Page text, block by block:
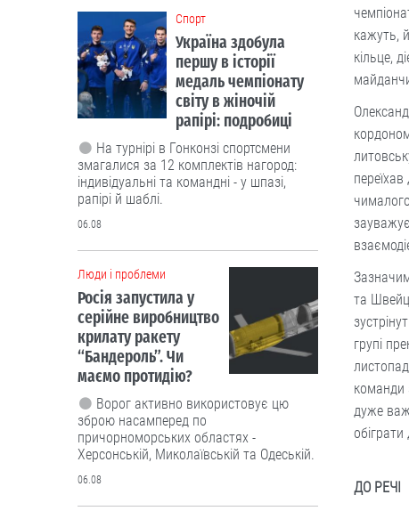
кажуть,
кільце,
та
групі
команди
дуже
обіграти
ДО РЕЧІ
Cпорт
Україна здобула
першу в історії
медаль чемпіонату
світу в жіночій
рапірі: подробиці
На турнірі в Гонконзі спортсмени
змагалися за 12 комплектів нагород:
індивідуальні та командні - у шпазі,
рапірі й шаблі.
06.08
Люди і проблеми
Росія запустила у
серійне виробництво
крилату ракету
“Бандероль”. Чи
маємо протидію?
Ворог активно використовує цю
зброю насамперед по
причорноморських областях -
Херсонській, Миколаївській та Одеській.
06.08